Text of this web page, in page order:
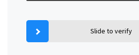
Slide to verify